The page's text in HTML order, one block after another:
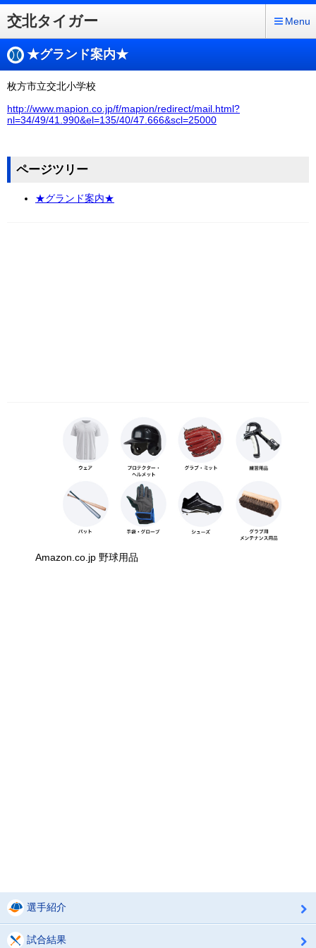
交北タイガー Menu
★グランド案内★
枚方市立交北小学校
http://www.mapion.co.jp/f/mapion/redirect/mail.html?
nl=34/49/41.990&el=135/40/47.666&scl=25000
ページツリー
★グランド案内★
Amazon.co.jp 野球用品
選手紹介
試合結果